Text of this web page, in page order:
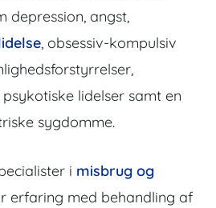
depression, angst,
, obsessiv-kompulsiv
lidelser samt en
sygdomme.
i misbrug og
erfaring med behandling af